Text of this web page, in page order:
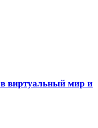
виртуальный мир и